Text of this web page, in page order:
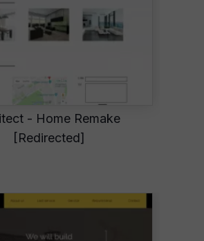
- Home Remake
[Redirected]